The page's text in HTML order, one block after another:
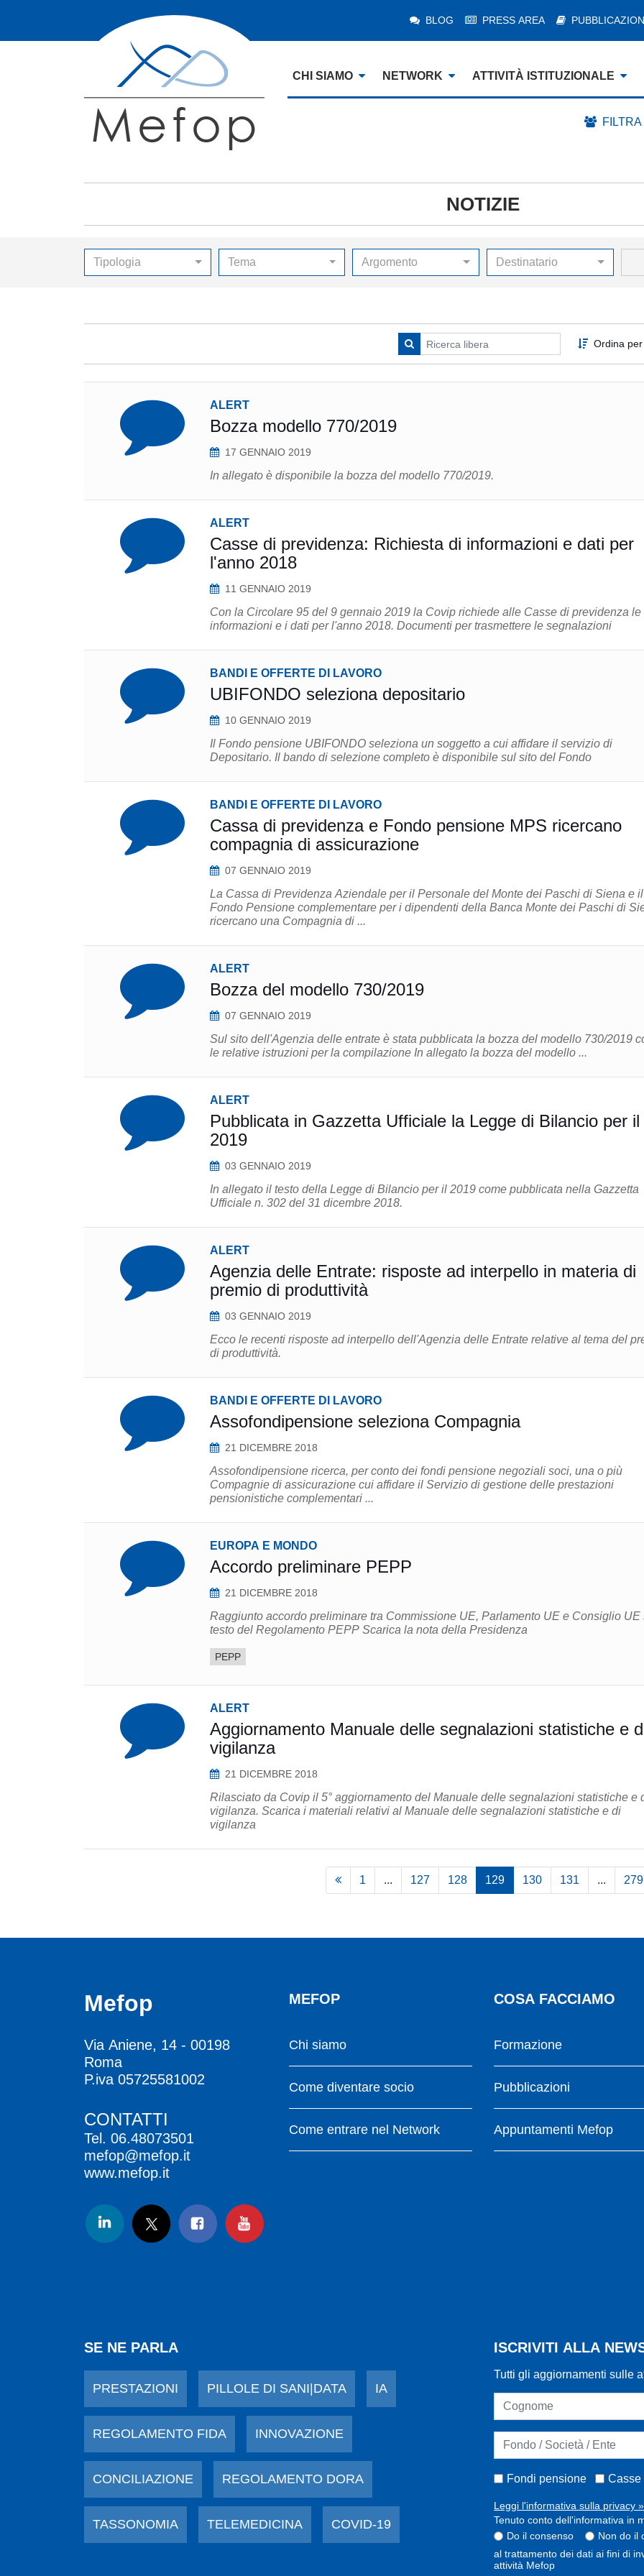
BLOG PRESS AREA
CHI SIAMO NETWORK ATTIVITÀ ISTITUZIONALE
NOTIZIE
Tipologia Tema Argomento Destinatario
Ordina
ALERT
Bozza modello 770/2019
17 GENNAIO 2019
In allegato è disponibile la bozza del modello 770/2019.
ALERT
Casse di previdenza: Richiesta di informazioni e dati per
l'anno 2018
11 GENNAIO 2019
Con la Circolare 95 del 9 gennaio 2019 la Covip richiede alle Casse di previdenza le
informazioni e i dati per l'anno 2018. Documenti per trasmettere le segnalazioni
BANDI E OFFERTE DI LAVORO
UBIFONDO seleziona depositario
10 GENNAIO 2019
Il Fondo pensione UBIFONDO seleziona un soggetto a cui affidare il servizio di
Depositario. Il bando di selezione completo è disponibile sul sito del Fondo
BANDI E OFFERTE DI LAVORO
Cassa di previdenza e Fondo pensione MPS ricercano
compagnia di assicurazione
07 GENNAIO 2019
La Cassa di Previdenza Aziendale per il Personale del Monte dei Paschi di Siena e il
Fondo Pensione complementare per i dipendenti della Banca Monte dei Paschi di
ricercano una Compagnia di ...
ALERT
Bozza del modello 730/2019
07 GENNAIO 2019
Sul sito dell'Agenzia delle entrate è stata pubblicata la bozza del modello 730/2019
le relative istruzioni per la compilazione In allegato la bozza del modello ...
ALERT
Pubblicata in Gazzetta Ufficiale la Legge di Bilancio per il
2019
03 GENNAIO 2019
In allegato il testo della Legge di Bilancio per il 2019 come pubblicata nella Gazzetta
Ufficiale n. 302 del 31 dicembre 2018.
ALERT
Agenzia delle Entrate: risposte ad interpello in materia di
premio di produttività
03 GENNAIO 2019
Ecco le recenti risposte ad interpello dell'Agenzia delle Entrate relative al tema del
di produttività.
BANDI E OFFERTE DI LAVORO
Assofondipensione seleziona Compagnia
21 DICEMBRE 2018
Assofondipensione ricerca, per conto dei fondi pensione negoziali soci, una o più
Compagnie di assicurazione cui affidare il Servizio di gestione delle prestazioni
pensionistiche complementari ...
EUROPA E MONDO
Accordo preliminare PEPP
21 DICEMBRE 2018
Raggiunto accordo preliminare tra Commissione UE, Parlamento UE e Consiglio UE
testo del Regolamento PEPP Scarica la nota della Presidenza
PEPP
ALERT
Aggiornamento Manuale delle segnalazioni statistiche e
vigilanza
21 DICEMBRE 2018
Rilasciato da Covip il 5° aggiornamento del Manuale delle segnalazioni statistiche e
vigilanza. Scarica i materiali relativi al Manuale delle segnalazioni statistiche e di
vigilanza
1 ... 127 128 129 130 131 ... 279
Mefop
Via Aniene, 14 - 00198
Roma
P.iva 05725581002
CONTATTI
Tel. 06.48073501
mefop@mefop.it
www.mefop.it
MEFOP
Chi siamo
Come diventare socio
Come entrare nel Network
COSA FACCIAMO
Formazione
Pubblicazioni
Appuntamenti Mefop
SE NE PARLA
PRESTAZIONI PILLOLE DI SANI|DATA IA
REGOLAMENTO FIDA INNOVAZIONE
CONCILIAZIONE REGOLAMENTO DORA
TASSONOMIA TELEMEDICINA COVID-19
ISCRIVITI ALLA
Tutti gli aggiornamenti sulle
Fondi pensione Casse
Leggi l'informativa sulla privacy »
Tenuto conto dell'informativa in
Do il consenso
Non do il
al trattamento dei dati ai fini di
attività Mefop